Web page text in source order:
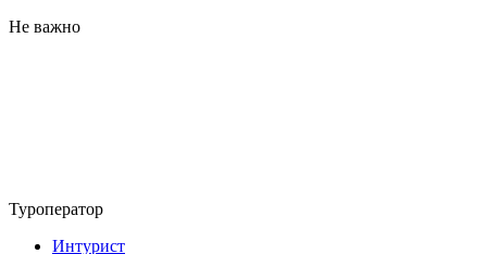
Не важно
Туроператор
Интурист